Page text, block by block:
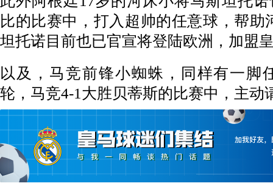
比的比赛中，打入超帅的任意球，帮助
坦托诺目前也已官宣将登陆欧洲，加盟
以及，马竞前锋小蜘蛛，同样有一脚
轮，马竞4-1大胜贝蒂斯的比赛中，主动